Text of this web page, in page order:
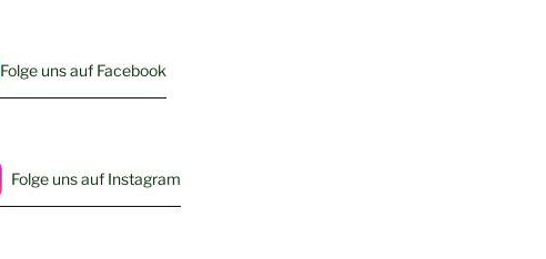
Folge uns auf Facebook
Folge uns auf Instagram